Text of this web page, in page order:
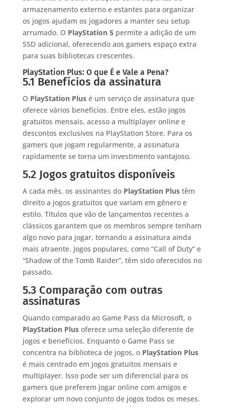
armazenamento externo e estantes para organizar
os jogos ajudam os jogadores a manter seu setup
arrumado. O PlayStation 5permite a adição de um
SSD adicional, oferecendo aos gamers espaço extra
para suas bibliotecas crescentes.
PlayStation Plus: O que É e Vale a Pena?
5.1 Benefícios da assinatura
O PlayStation Plusé um serviço de assinatura que
oferece vários benefícios. Entre eles, estão jogos
gratuitos mensais, acesso a multiplayer online e
descontos exclusivos na PlayStation Store. Para os
gamers que jogam regularmente, a assinatura
rapidamente se torna um investimento vantajoso.
5.2 Jogos gratuitos disponíveis
A cada mês, os assinantes do PlayStation Plustêm
direito a jogos gratuitos que variam em gênero e
estilo. Títulos que vão de lançamentos recentes a
clássicos garantem que os membros sempre tenham
algo novo para jogar, tornando a assinatura ainda
mais atraente. Jogos populares, como “Call of Duty” e
“Shadow of the Tomb Raider”, têm sido oferecidos no
passado.
5.3 Comparação com outras
assinaturas
Quando comparado ao Game Pass da Microsoft, o
PlayStation Plusoferece uma seleção diferente de
jogos e benefícios. Enquanto o Game Pass se
concentra na biblioteca de jogos, o PlayStation Plus
é mais centrado em jogos gratuitos mensais e
multiplayer. Isso pode ser um diferencial para os
gamers que preferem jogar online com amigos e
explorar um novo conjunto de jogos todos os meses.